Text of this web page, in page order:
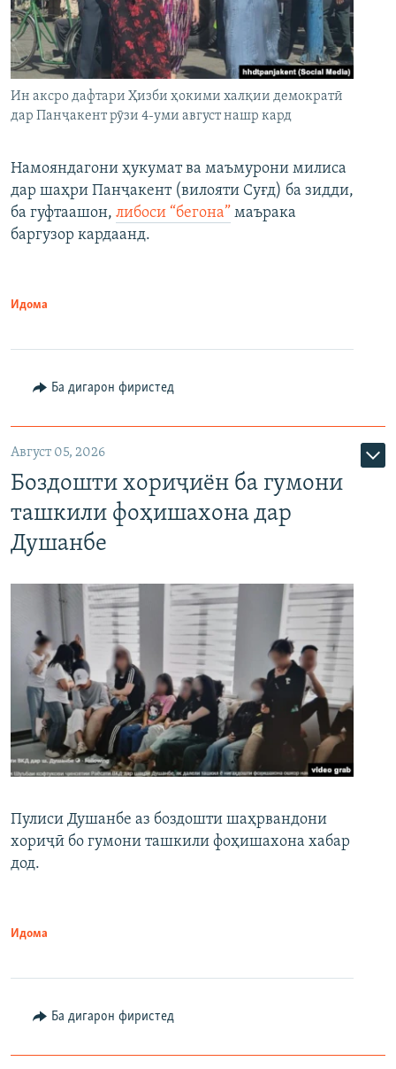
Ин аксро дафтари Ҳизби ҳокими халқии демократӣ
дар Панҷакент рӯзи 4-уми август нашр кард
Намояндагони ҳукумат ва маъмурони милиса
дар шаҳри Панҷакент (вилояти Суғд) ба зидди,
ба гуфтаашон, либоси “бегона” маърака
баргузор кардаанд.
Идома
Ба дигарон фиристед
Август 05, 2026
Боздошти хориҷиён ба гумони
ташкили фоҳишахона дар
Душанбе
Пулиси Душанбе аз боздошти шаҳрвандони
хориҷӣ бо гумони ташкили фоҳишахона хабар
дод.
Идома
Ба дигарон фиристед